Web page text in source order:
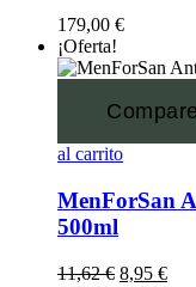
179,00 €
¡Oferta!
Compare
al carrito
MenForSan
500ml
11,62€ 8,95 €